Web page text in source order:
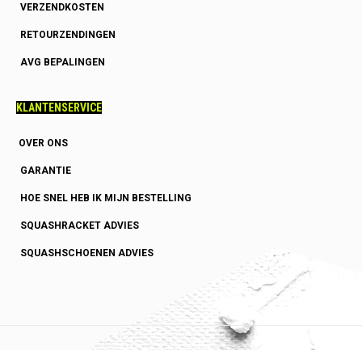
VERZENDKOSTEN
RETOURZENDINGEN
AVG BEPALINGEN
KLANTENSERVICE
OVER ONS
GARANTIE
HOE SNEL HEB IK MIJN BESTELLING
SQUASHRACKET ADVIES
SQUASHSCHOENEN ADVIES